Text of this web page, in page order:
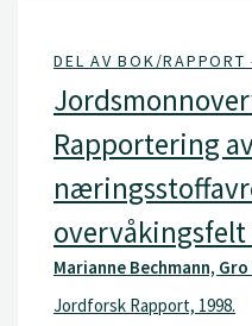
DEL AV BOK/RAPPORT
Rapportering
overvåkingsfelt
Marianne Bechmann,
Jordforsk Rapport, 1998.